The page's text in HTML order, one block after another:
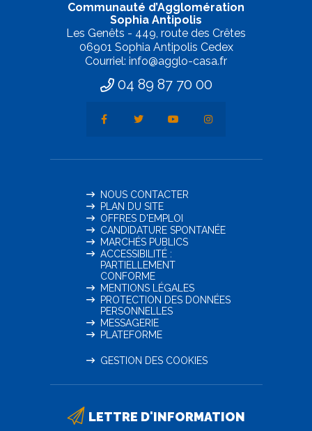
Communauté d’Agglomération
Sophia Antipolis
Les Genêts - 449, route des Crêtes
06901 Sophia Antipolis Cedex
Courriel: info@agglo-casa.fr
04 89 87 70 00
NOUS CONTACTER
PLAN DU SITE
OFFRES D'EMPLOI
CANDIDATURE SPONTANÉE
MARCHÉS PUBLICS
ACCESSIBILITÉ :
PARTIELLEMENT
CONFORME
MENTIONS LÉGALES
PROTECTION DES DONNÉES
PERSONNELLES
MESSAGERIE
PLATEFORME
GESTION DES COOKIES
LETTRE D'INFORMATION